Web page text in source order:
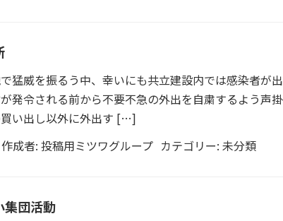
猛威を振るう中、幸いにも共立建設内では感染者が
発令される前から不要不急の外出を自粛するよう声
い出し以外に外出す […]
作成者: 投稿用ミツワグループ カテゴリー: 未分類
団活動